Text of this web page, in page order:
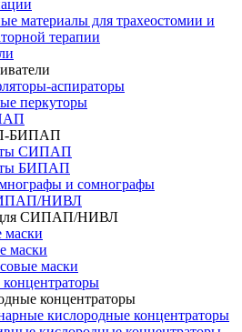
материалы для трахеостомии и
терапии
аспираторы
перкуторы
БИПАП
СИПАП
БИПАП
и сомнографы
НИВЛ
СИПАП/НИВЛ
маски
маски
маски
концентраторы
кислородные концентраторы